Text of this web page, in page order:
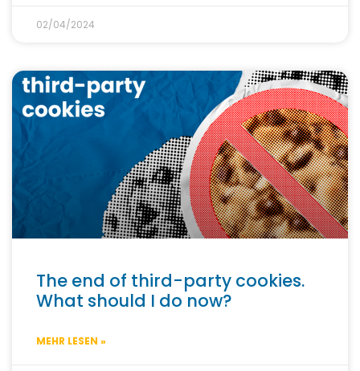
02/04/2024
The end of third-party cookies.
What should I do now?
MEHR LESEN »